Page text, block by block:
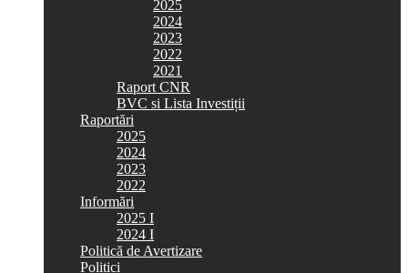
2025
2024
2023
2022
2021
Raport CNR
BVC si Lista Investiții
Raportări
2025
2024
2023
2022
Informări
2025 I
2024 I
Politică de Avertizare
Politici